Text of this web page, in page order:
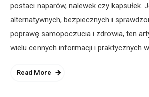
postaci naparów, nalewek czy kapsułek.
alternatywnych, bezpiecznych i
poprawę samopoczucia i zdrowia, ten
wielu cennych informacji i praktycznych
Read More